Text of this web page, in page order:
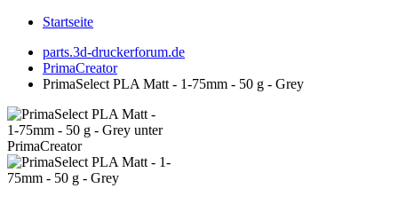
Startseite
parts.3d-druckerforum.de
PrimaCreator
PrimaSelect PLA Matt - 1-75mm - 50 g - Grey